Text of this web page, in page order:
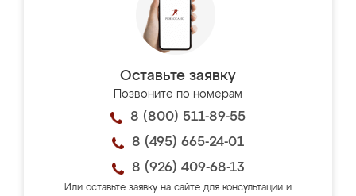
Оставьте заявку
Позвоните по номерам
8 (800) 511-89-55
8 (495) 665-24-01
8 (926) 409-68-13
Или оставьте заявку на сайте для консультации и